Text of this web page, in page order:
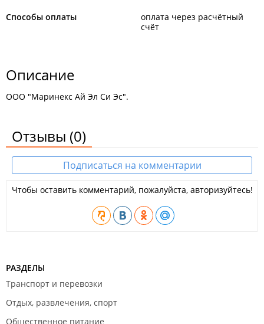
Способы оплаты
оплата через расчётный
счёт
Описание
ООО "Маринекс Ай Эл Си Эс".
Отзывы (0)
Подписаться на комментарии
Чтобы оставить комментарий, пожалуйста, авторизуйтесь!
РАЗДЕЛЫ
Транспорт и перевозки
Отдых, развлечения, спорт
Общественное питание